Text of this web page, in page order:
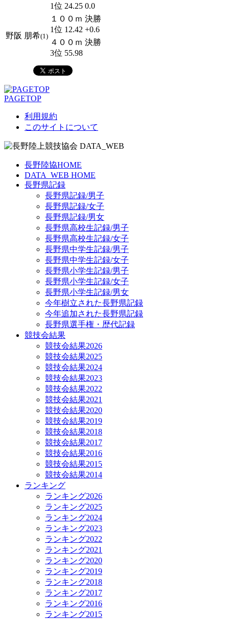
1位 24.25 0.0
野阪 朋希(1)
１００ｍ 決勝
1位 12.42 +0.6
４００ｍ 決勝
3位 55.98
PAGETOP
利用規約
このサイトについて
長野陸協HOME
DATA_WEB HOME
長野県記録
長野県記録/男子
長野県記録/女子
長野県記録/男女
長野県高校生記録/男子
長野県高校生記録/女子
長野県中学生記録/男子
長野県中学生記録/女子
長野県小学生記録/男子
長野県小学生記録/女子
長野県小学生記録/男女
今年樹立された長野県記録
今年追加された長野県記録
長野県選手権・歴代記録
競技会結果
競技会結果2026
競技会結果2025
競技会結果2024
競技会結果2023
競技会結果2022
競技会結果2021
競技会結果2020
競技会結果2019
競技会結果2018
競技会結果2017
競技会結果2016
競技会結果2015
競技会結果2014
ランキング
ランキング2026
ランキング2025
ランキング2024
ランキング2023
ランキング2022
ランキング2021
ランキング2020
ランキング2019
ランキング2018
ランキング2017
ランキング2016
ランキング2015